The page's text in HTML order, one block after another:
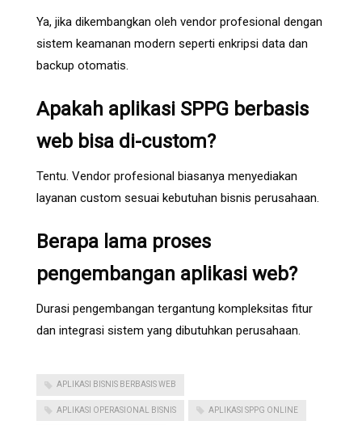
Ya, jika dikembangkan oleh vendor profesional dengan
sistem keamanan modern seperti enkripsi data dan
backup otomatis.
Apakah aplikasi SPPG berbasis
web bisa di-custom?
Tentu. Vendor profesional biasanya menyediakan
layanan custom sesuai kebutuhan bisnis perusahaan.
Berapa lama proses
pengembangan aplikasi web?
Durasi pengembangan tergantung kompleksitas fitur
dan integrasi sistem yang dibutuhkan perusahaan.
APLIKASI BISNIS BERBASIS WEB
APLIKASI OPERASIONAL BISNIS APLIKASI SPPG ONLINE